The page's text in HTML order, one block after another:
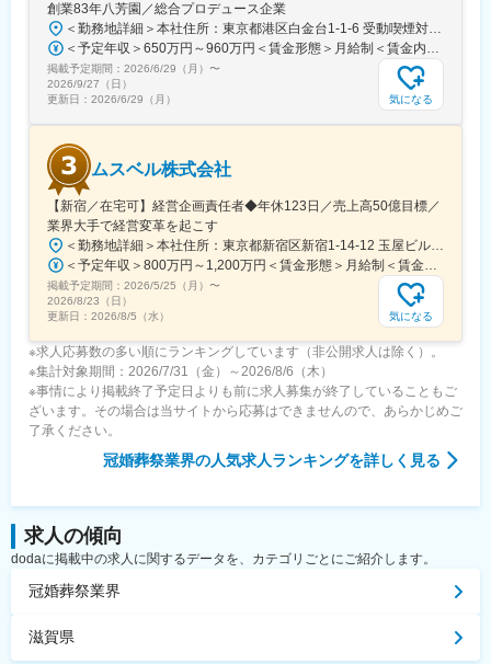
創業83年八芳園／総合プロデュース企業
＜勤務地詳細＞本社住所：東京都港区白金台1-1-6 受動喫煙対策：屋内全面禁煙変更の範囲：会社の定める事業所
＜予定年収＞650万円～960万円＜賃金形態＞月給制＜賃金内訳＞月額（基本給）：500,000円～800,000円＜月給＞500,000円～800,000円＜昇給有無＞有＜残業手当＞有＜給与補足＞■昇給年1回（10月）■賞与年1回（10月）※業績による賃金はあくまでも目安の金額であり、選考を通じて上下する可能性があります。月給(月額)は固定手当を含めた表記です。
掲載予定期間： 2026/6/29（月） 〜
2026/9/27（日）
更新日： 2026/6/29（月） 気になる
ムスベル株式会社
【新宿／在宅可】経営企画責任者◆年休123日／売上高50億目標／
業界大手で経営変革を起こす
＜勤務地詳細＞本社住所：東京都新宿区新宿1-14-12 玉屋ビル1F受動喫煙対策：屋内全面禁煙変更の範囲：無
＜予定年収＞800万円～1,200万円＜賃金形態＞月給制＜賃金内訳＞月額（基本給）：600,000円～920,000円＜月給＞600,000円～920,000円＜昇給有無＞有＜残業手当＞無賃金はあくまでも目安の金額であり、選考を通じて上下する可能性があります。月給(月額)は固定手当を含めた表記です。
掲載予定期間： 2026/5/25（月） 〜
2026/8/23（日）
更新日： 2026/8/5（水） 気になる
※求人応募数の多い順にランキングしています（非公開求人は除く）。
※集計対象期間：2026/7/31（金）～2026/8/6（木）
※事情により掲載終了予定日よりも前に求人募集が終了していることもご
ざいます。その場合は当サイトから応募はできませんので、あらかじめご
了承ください。
冠婚葬祭業界の人気求人ランキングを詳しく見る
求人の傾向
dodaに掲載中の求人に関するデータを、カテゴリごとにご紹介します。
冠婚葬祭業界
滋賀県